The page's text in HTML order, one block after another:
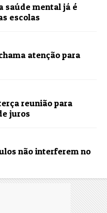
saúde mental já é
escolas
atenção para
reunião para
juros
não interferem no